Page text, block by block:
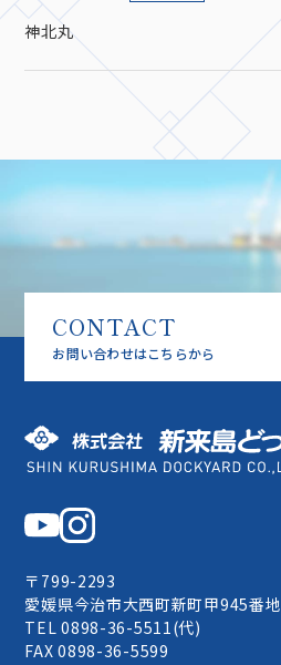
神北丸
CONTACT
お問い合わせはこちらから
株式会社 新来島どっく
〒799-2293
愛媛県今治市大西町新町甲945番地
TEL 0898-36-5511(代)
FAX 0898-36-5599